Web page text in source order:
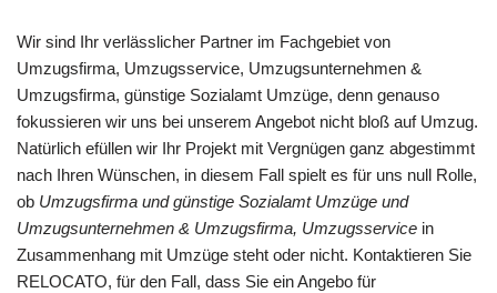
Wir sind Ihr verlässlicher Partner im Fachgebiet von
Umzugsfirma, Umzugsservice, Umzugsunternehmen &
Umzugsfirma, günstige Sozialamt Umzüge, denn genauso
fokussieren wir uns bei unserem Angebot nicht bloß auf Umzug.
Natürlich efüllen wir Ihr Projekt mit Vergnügen ganz abgestimmt
nach Ihren Wünschen, in diesem Fall spielt es für uns null Rolle,
ob Umzugsfirma und günstige Sozialamt Umzüge und
Umzugsunternehmen & Umzugsfirma, Umzugsservice in
Zusammenhang mit Umzüge steht oder nicht. Kontaktieren Sie
RELOCATO, für den Fall, dass Sie ein Angebo für